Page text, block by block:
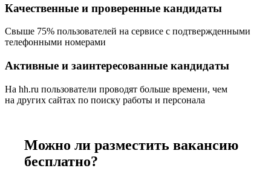
Качественные и проверенные кандидаты
Свыше 75% пользователей на сервисе с подтвержденными
телефонными номерами
Активные и заинтересованные кандидаты
На hh.ru пользователи проводят больше времени, чем
на других сайтах по поиску работы и персонала
Можно ли разместить вакансию
бесплатно?